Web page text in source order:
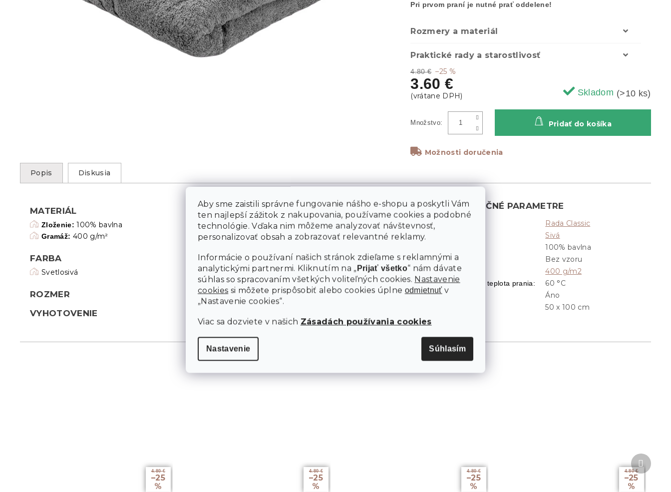
Aby sme zaistili správne fungovanie nášho e-shopu a poskytli Vám
ten najlepší zážitok z nakupovania, používame cookies a podobné
technológie. Vďaka nim môžeme analyzovať návštevnosť,
personalizovať obsah a zobrazovať relevantné reklamy.
Informácie o používaní našich stránok zdieľame s reklamnými a
analytickými partnermi. Kliknutím na „Prijať všetko“ nám dávate
súhlas so spracovaním všetkých voliteľných cookies. Nastavenie
cookies si môžete prispôsobiť alebo cookies úplne odmietnuť v
„Nastavenie cookies“.
Viac sa dozviete v našich Zásadách používania cookies
Nastavenie Súhlasím
4.80 € –25 %
3.60 €
Skladom (>10 ks)
Možnosti doručenia
Pridať do košíka
Pri prvom praní je nutné prať oddelene!
Rozmery a materiál
Praktické rady a starostlivosť
4.80 €
–25
%
4.80 €
–25
%
4.80 €
–25
%
4.80 €
–25
%
Ďalší
produkt
Popis Diskusia
MATERIÁL
Zloženie: 100% bavlna
Gramáž: 400 g/m²
FARBA
Svetlosivá
ROZMER
VYHOTOVENIE
DODATOČNÉ PARAMETRE
Rada Classic
Sivá
100% bavlna
Vzor Bez vzoru
Gramáž 400 g/m2
Odporúčaná teplota prania: 60 °C
Pútko Áno
50 x 100 cm